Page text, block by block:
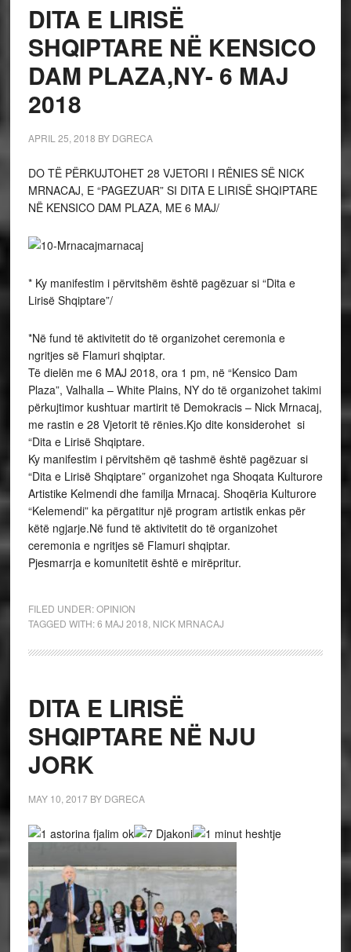
DITA E LIRISË
SHQIPTARE NË KENSICO
DAM PLAZA,NY- 6 MAJ
2018
APRIL 25, 2018 BY DGRECA
DO TË PËRKUJTOHET 28 VJETORI I RËNIES SË NICK
MRNACAJ, E “PAGEZUAR” SI DITA E LIRISË SHQIPTARE
NË KENSICO DAM PLAZA, ME 6 MAJ/
* Ky manifestim i përvitshëm është pagëzuar si “Dita e
Lirisë Shqiptare”/
*Në fund të aktivitetit do të organizohet ceremonia e
ngritjes së Flamuri shqiptar.
Të dielën me 6 MAJ 2018, ora 1 pm, në “Kensico Dam
Plaza”, Valhalla – White Plains, NY do të organizohet takimi
përkujtimor kushtuar martirit të Demokracis – Nick Mrnacaj,
me rastin e 28 Vjetorit të rënies.Kjo dite konsiderohet si
“Dita e Lirisë Shqiptare.
Ky manifestim i përvitshëm që tashmë është pagëzuar si
“Dita e Lirisë Shqiptare” organizohet nga Shoqata Kulturore
Artistike Kelmendi dhe familja Mrnacaj. Shoqëria Kulturore
“Kelemendi” ka përgatitur një program artistik enkas për
këtë ngjarje.Në fund të aktivitetit do të organizohet
ceremonia e ngritjes së Flamuri shqiptar.
Pjesmarrja e komunitetit është e mirëpritur.
FILED UNDER:OPINION
TAGGED WITH:6 MAJ 2018 NICK MRNACAJ
DITA E LIRISË
SHQIPTARE NË NJU
JORK
MAY 10, 2017BY DGRECA